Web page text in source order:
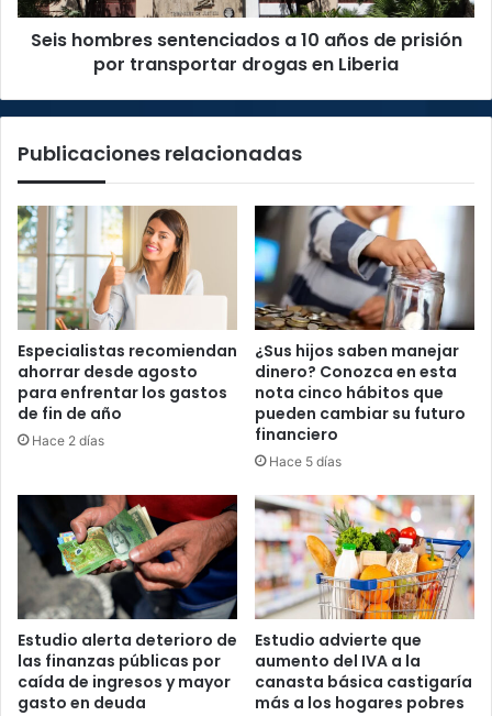
por
transportar
Seis hombres sentenciados a 10 años de prisión
por transportar drogas en Liberia
Publicaciones relacionadas
Especialistas recomiendan
ahorrar desde agosto
para enfrentar los gastos
de fin de año
Hace 2 días
¿Sus hijos saben manejar
dinero? Conozca en esta
nota cinco hábitos que
pueden cambiar su futuro
financiero
Hace 5 días
Estudio alerta deterioro de
las finanzas públicas por
caída de ingresos y mayor
gasto en deuda
Estudio advierte que
aumento del IVA a la
canasta básica castigaría
más a los hogares pobres